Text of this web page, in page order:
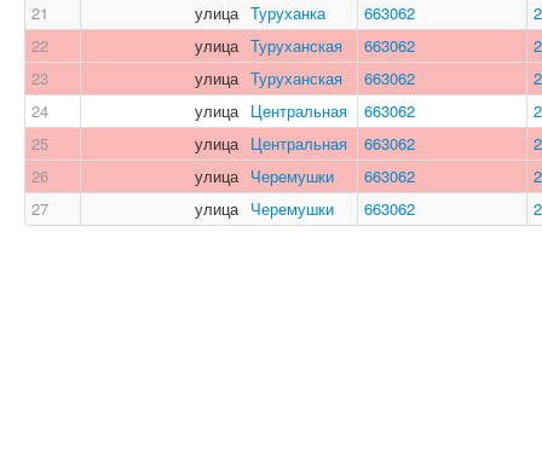
21
улица Туруханка 663062
22
улица Туруханская 663062
23
улица Туруханская 663062
24
улица Центральная 663062
25
улица Центральная 663062
26
улица Черемушки 663062
27
улица Черемушки 663062